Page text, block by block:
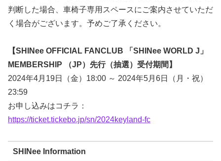
判断した場合、車椅子専用スペースにご案内させていただ
く場合がございます。予めご了承ください。
【SHINee OFFICIAL FANCLUB 「SHINee WORLD J」
MEMBERSHIP （JP）先行（抽選）受付期間】
2024年4月19日（金）18:00 ～ 2024年5月6日（月・祝）
23:59
お申し込みはコチラ：
https://ticket.tickebo.jp/sn/2024keyland-fc
SHINee Information